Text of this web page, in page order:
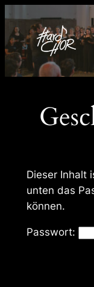
Inhalt
springen
Dieser Inhalt
unten das
können.
Passwort: